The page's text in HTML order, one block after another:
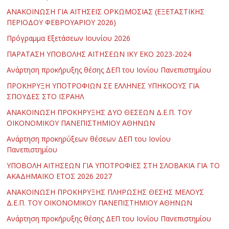
ΑΝΑΚΟΙΝΩΣΗ ΓΙΑ ΑΙΤΗΣΕΙΣ ΟΡΚΩΜΟΣΙΑΣ (ΕΞΕΤΑΣΤΙΚΗΣ
ΠΕΡΙΟΔΟΥ ΦΕΒΡΟΥΑΡΙΟΥ 2026)
Πρόγραμμα Εξετάσεων Ιουνίου 2026
ΠΑΡΑΤΑΣΗ ΥΠΟΒΟΛΗΣ ΑΙΤΗΣΕΩΝ ΙΚΥ ΕΚΟ 2023-2024
Ανάρτηση προκήρυξης θέσης ΔΕΠ του Ιονίου Πανεπιστημίου
ΠΡΟΚΗΡΥΞΗ ΥΠΟΤΡΟΦΙΩΝ ΣΕ ΕΛΛΗΝΕΣ ΥΠΗΚΟΟΥΣ ΓΙΑ
ΣΠΟΥΔΕΣ ΣΤΟ ΙΣΡΑΗΛ
ΑΝΑΚΟΙΝΩΣΗ ΠΡΟΚΗΡΥΞΗΣ ΔΥΟ ΘΕΣΕΩΝ Δ.Ε.Π. ΤΟΥ
ΟΙΚΟΝΟΜΙΚΟΥ ΠΑΝΕΠΙΣΤΗΜΙΟΥ ΑΘΗΝΩΝ
Ανάρτηση προκηρύξεων θέσεων ΔΕΠ του Ιονίου
Πανεπιστημίου
ΥΠΟΒΟΛΗ ΑΙΤΗΣΕΩΝ ΓΙΑ ΥΠΟΤΡΟΦΙΕΣ ΣΤΗ ΣΛΟΒΑΚΙΑ ΓΙΑ ΤΟ
ΑΚΑΔΗΜΑΪΚΟ ΕΤΟΣ 2026 2027
ΑΝΑΚΟΙΝΩΣΗ ΠΡΟΚΗΡΥΞΗΣ ΠΛΗΡΩΣΗΣ ΘΕΣΗΣ ΜΕΛΟΥΣ
Δ.Ε.Π. ΤΟΥ ΟΙΚΟΝΟΜΙΚΟΥ ΠΑΝΕΠΙΣΤΗΜΙΟΥ ΑΘΗΝΩΝ
Ανάρτηση προκήρυξης θέσης ΔΕΠ του Ιονίου Πανεπιστημίου